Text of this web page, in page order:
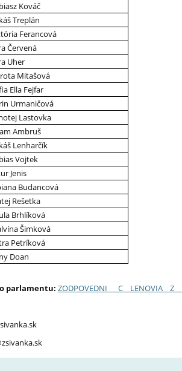
Kováč
Treplán
Ferancová
Červená
Uher
Mitašová
Ella Fejfar
Urmaničová
Lastovka
Ambruš
Lenharčík
Vojtek
Jenis
Budancová
Rešetka
Brhlíková
Šimková
Petríková
Doan
parlamentu: